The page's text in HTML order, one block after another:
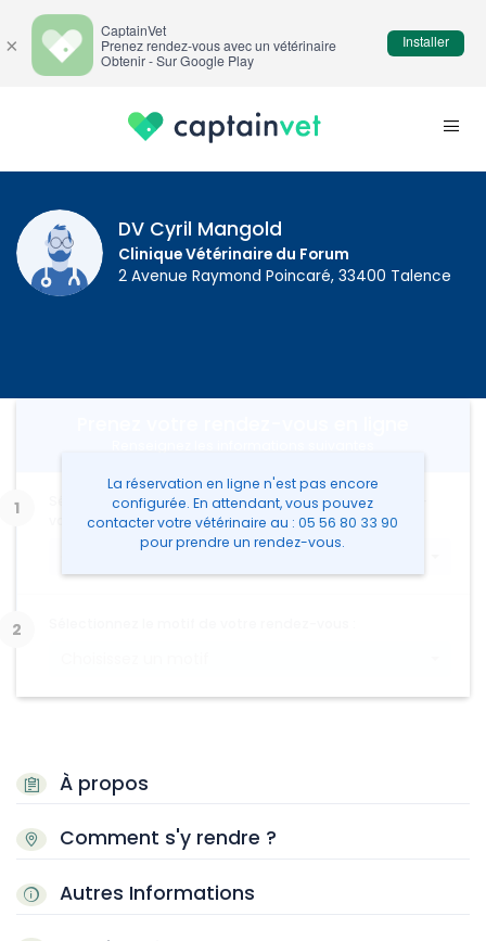
DV Cyril Mangold
Clinique Vétérinaire du Forum
2 Avenue Raymond Poincaré, 33400 Talence
À propos
Comment s'y rendre ?
Autres Informations
La réservation en ligne n'est pas encore
configurée. En attendant, vous pouvez
contacter votre vétérinaireau :05 56 80 33 90
pour prendre un rendez-vous.
Sélectionnez le type d'animal concerné par le rendez-
vous :
Choisissez un type d'animal
×
CaptainVet
Prenez rendez-vous avec un vétérinaire
Obtenir - Sur Google Play
Installer